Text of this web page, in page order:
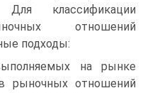
классификации
отношений
подходы:
на рынке
рыночных отношений